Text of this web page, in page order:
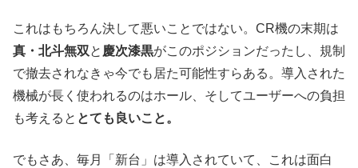
これはもちろん決して悪いことではない。CR機の末期は
真・北斗無双と 慶次漆黒がこのポジションだったし、規制
で撤去されなきゃ今でも居た可能性すらある。導入された
機械が長く使われるのはホール、そしてユーザーへの負担
も考えると とても良いこと。
でもさあ、毎月「新台」は導入されていて、これは面白